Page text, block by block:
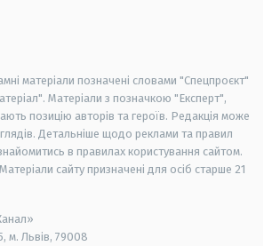
матеріали позначені словами "Спецпроєкт"
Матеріали з позначкою "Експерт",
позицію авторів та героїв. Редакція може
Детальніше щодо реклами та правил
в правилах користування сайтом.
Матеріали сайту призначені для осіб старше 21
м. Львів, 79008